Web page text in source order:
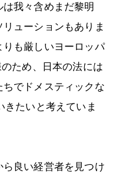
我々含めまだ黎明
ューションもありま
も厳しいヨーロッパ
ため、日本の法には
でドメスティックな
きたいと考えていま
良い経営者を見つけ